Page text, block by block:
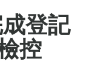
成登記
控